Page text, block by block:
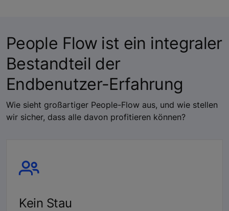
People Flow ist ein integraler
Bestandteil der
Endbenutzer-Erfahrung
Wie sieht großartiger People-Flow aus, und wie stellen
wir sicher, dass alle davon profitieren können?
Kein Stau